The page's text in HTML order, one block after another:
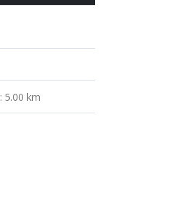
: 5.00 km